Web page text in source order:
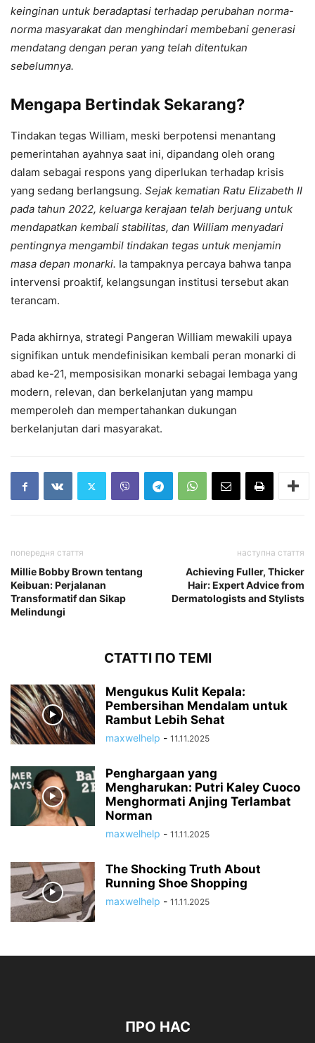
keinginan untuk beradaptasi terhadap perubahan norma-
norma masyarakat dan menghindari membebani generasi
mendatang dengan peran yang telah ditentukan
sebelumnya.
Mengapa Bertindak Sekarang?
Tindakan tegas William, meski berpotensi menantang
pemerintahan ayahnya saat ini, dipandang oleh orang
dalam sebagai respons yang diperlukan terhadap krisis
yang sedang berlangsung. Sejak kematian Ratu Elizabeth II
pada tahun 2022, keluarga kerajaan telah berjuang untuk
mendapatkan kembali stabilitas, dan William menyadari
pentingnya mengambil tindakan tegas untuk menjamin
masa depan monarki. Ia tampaknya percaya bahwa tanpa
intervensi proaktif, kelangsungan institusi tersebut akan
terancam.
Pada akhirnya, strategi Pangeran William mewakili upaya
signifikan untuk mendefinisikan kembali peran monarki di
abad ke-21, memposisikan monarki sebagai lembaga yang
modern, relevan, dan berkelanjutan yang mampu
memperoleh dan mempertahankan dukungan
berkelanjutan dari masyarakat.
попередня стаття
Millie Bobby Brown tentang
Keibuan: Perjalanan
Transformatif dan Sikap
Melindungi
наступна стаття
Achieving Fuller, Thicker
Hair: Expert Advice from
Dermatologists and Stylists
СТАТТІ ПО ТЕМІ
Mengukus Kulit Kepala:
Pembersihan Mendalam untuk
Rambut Lebih Sehat
maxwelhelp - 11.11.2025
Penghargaan yang
Mengharukan: Putri Kaley Cuoco
Menghormati Anjing Terlambat
Norman
maxwelhelp - 11.11.2025
The Shocking Truth About
Running Shoe Shopping
maxwelhelp - 11.11.2025
ПРО НАС